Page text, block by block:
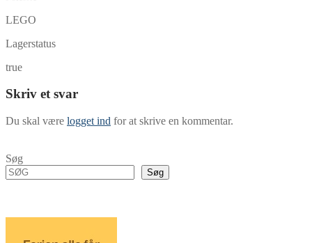
LEGO
Lagerstatus
true
Skriv et svar
Du skal være logget ind for at skrive en kommentar.
Søg
Søg